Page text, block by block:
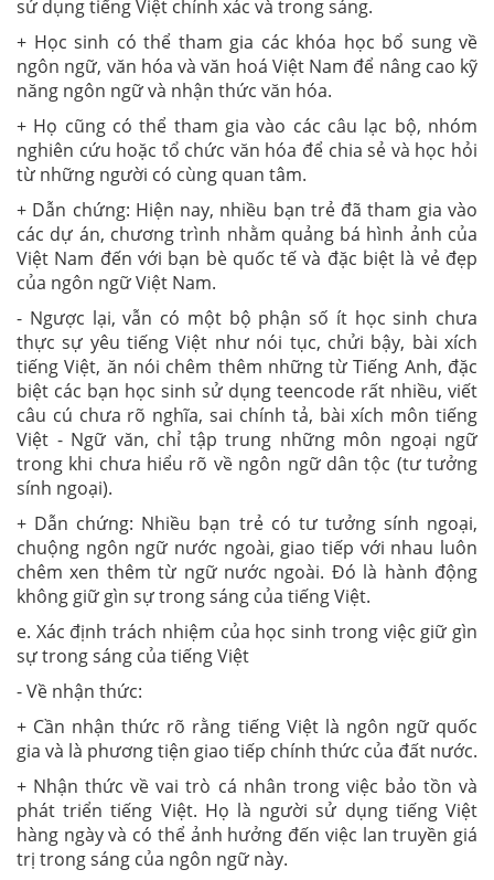
sử dụng tiếng Việt chính xác và trong sáng.
+ Học sinh có thể tham gia các khóa học bổ sung về
ngôn ngữ, văn hóa và văn hoá Việt Nam để nâng cao kỹ
năng ngôn ngữ và nhận thức văn hóa.
+ Họ cũng có thể tham gia vào các câu lạc bộ, nhóm
nghiên cứu hoặc tổ chức văn hóa để chia sẻ và học hỏi
từ những người có cùng quan tâm.
+ Dẫn chứng: Hiện nay, nhiều bạn trẻ đã tham gia vào
các dự án, chương trình nhằm quảng bá hình ảnh của
Việt Nam đến với bạn bè quốc tế và đặc biệt là vẻ đẹp
của ngôn ngữ Việt Nam.
- Ngược lại, vẫn có một bộ phận số ít học sinh chưa
thực sự yêu tiếng Việt như nói tục, chửi bậy, bài xích
tiếng Việt, ăn nói chêm thêm những từ Tiếng Anh, đặc
biệt các bạn học sinh sử dụng teencode rất nhiều, viết
câu cú chưa rõ nghĩa, sai chính tả, bài xích môn tiếng
Việt - Ngữ văn, chỉ tập trung những môn ngoại ngữ
trong khi chưa hiểu rõ về ngôn ngữ dân tộc (tư tưởng
sính ngoại).
+ Dẫn chứng: Nhiều bạn trẻ có tư tưởng sính ngoại,
chuộng ngôn ngữ nước ngoài, giao tiếp với nhau luôn
chêm xen thêm từ ngữ nước ngoài. Đó là hành động
không giữ gìn sự trong sáng của tiếng Việt.
e. Xác định trách nhiệm của học sinh trong việc giữ gìn
sự trong sáng của tiếng Việt
- Về nhận thức:
+ Cần nhận thức rõ rằng tiếng Việt là ngôn ngữ quốc
gia và là phương tiện giao tiếp chính thức của đất nước.
+ Nhận thức về vai trò cá nhân trong việc bảo tồn và
phát triển tiếng Việt. Họ là người sử dụng tiếng Việt
hàng ngày và có thể ảnh hưởng đến việc lan truyền giá
trị trong sáng của ngôn ngữ này.